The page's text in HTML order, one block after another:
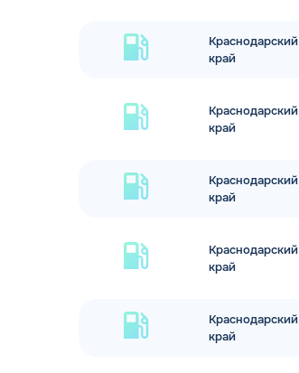
Краснодарский
край
Краснодарский
край
Краснодарский
край
Краснодарский
край
Краснодарский
край